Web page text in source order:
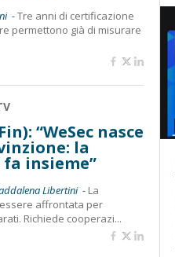
-Tre anni di certificazione
permettono già di misurare
“WeSec nasce
la
fa insieme”
Libertini - La
affrontata per
Richiede cooperazi...